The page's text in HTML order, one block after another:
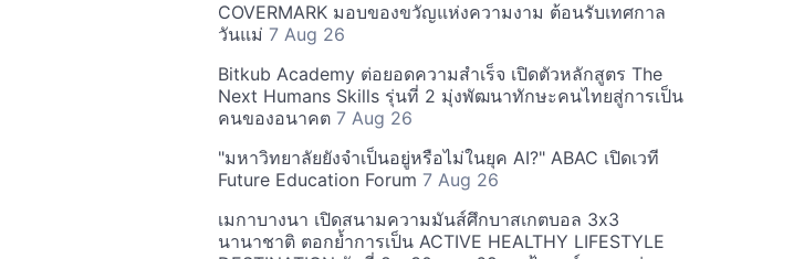
COVERMARK มอบของขวัญแห่งความงาม ต้อนรับเทศกาล
วันแม่ 7 Aug 26
Bitkub Academy ต่อยอดความสำเร็จ เปิดตัวหลักสูตร The
Next Humans Skills รุ่นที่ 2 มุ่งพัฒนาทักษะคนไทยสู่การเป็น
คนของอนาคต 7 Aug 26
"มหาวิทยาลัยยังจำเป็นอยู่หรือไม่ในยุค AI?" ABAC เปิดเวที
Future Education Forum 7 Aug 26
เมกาบางนา เปิดสนามความมันส์ศึกบาสเกตบอล 3x3
นานาชาติ ตอกย้ำการเป็น ACTIVE HEALTHY LIFESTYLE